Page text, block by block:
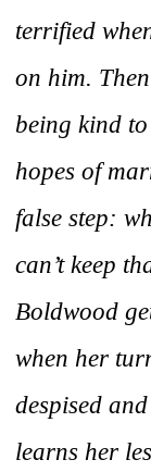
terrified
on him.
being kind
hopes of
false step:
can’t keep
Boldwood
when her
despised
learns her